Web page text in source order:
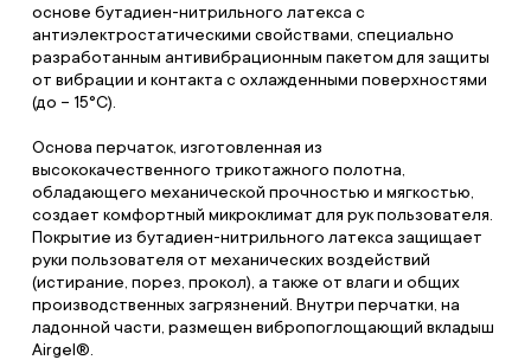
основе бутадиен-нитрильного латекса с
антиэлектростатическими свойствами, специально
разработанным антивибрационным пакетом для защиты
от вибрации и контакта с охлажденными поверхностями
(до – 15°С).
Основа перчаток, изготовленная из
высококачественного трикотажного полотна,
обладающего механической прочностью и мягкостью,
создает комфортный микроклимат для рук пользователя.
Покрытие из бутадиен-нитрильного латекса защищает
руки пользователя от механических воздействий
(истирание, порез, прокол), а также от влаги и общих
производственных загрязнений. Внутри перчатки, на
ладонной части, размещен вибропоглощающий вкладыш
Airgel®.